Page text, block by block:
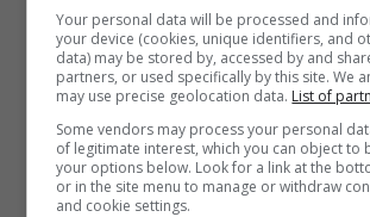
Bonus Benvenuto Sport: fino a
50% sul deposito fino a 50€
1000€
VERIFICA
Your personal data will be processed and
your device (cookies, unique identifiers, and
data) may be stored by, accessed by and
partners, or used specifically by this site. We
may use precise geolocation data. List of
Some vendors may process your personal
of legitimate interest, which you can object to
your options below. Look for a link at the
or in the site menu to manage or withdraw
and cookie settings.